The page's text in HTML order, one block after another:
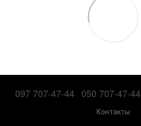
097 707-47-44 050 707-47-44
Контакты